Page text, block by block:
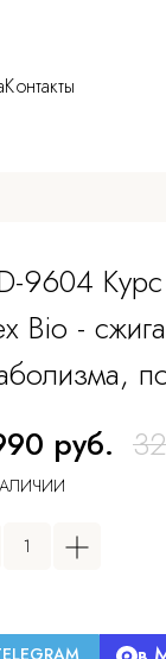
Контакты
9604
Bio -
руб.